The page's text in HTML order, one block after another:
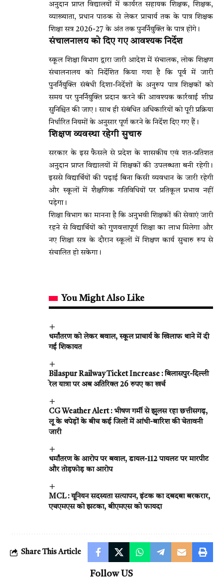
अनुदान प्राप्त विद्यालयों में कार्यरत सहायक शिक्षक, शिक्षक,
व्याख्याता, प्रधान पाठक से लेकर प्राचार्य तक के पात्र शिक्षक
शिक्षा सत्र 2026-27 के अंत तक पुनर्नियुक्ति के पात्र होंगे।
संचालनालय को दिए गए आवश्यक निर्देश
स्कूल शिक्षा विभाग द्वारा जारी आदेश में संचालक, लोक शिक्षण
संचालनालय को निर्देशित किया गया है कि पूर्व में जारी
पुनर्नियुक्ति संबंधी दिशा-निर्देशों के अनुरूप पात्र शिक्षकों को
समय पर पुनर्नियुक्ति प्रदान करने की आवश्यक कार्रवाई शीघ्र
सुनिश्चित की जाए। साथ ही संबंधित अधिकारियों को पूरी प्रक्रिया
निर्धारित नियमों के अनुसार पूर्ण करने के निर्देश दिए गए हैं।
शिक्षण व्यवस्था रहेगी सुचारु
सरकार के इस फैसले से प्रदेश के शासकीय एवं शत-प्रतिशत
अनुदान प्राप्त विद्यालयों में शिक्षकों की उपलब्धता बनी रहेगी।
इससे विद्यार्थियों की पढ़ाई बिना किसी व्यवधान के जारी रहेगी
और स्कूलों में शैक्षणिक गतिविधियों पर प्रतिकूल प्रभाव नहीं
पड़ेगा।
शिक्षा विभाग का मानना है कि अनुभवी शिक्षकों की सेवाएं जारी
रहने से विद्यार्थियों को गुणवत्तापूर्ण शिक्षा का लाभ मिलेगा और
नए शिक्षा सत्र के दौरान स्कूलों में शिक्षण कार्य सुचारु रूप से
संचालित हो सकेगा।
You Might Also Like
धर्मांतरण को लेकर बवाल, स्कूल प्राचार्य के खिलाफ थाने में दी
गई शिकायत
Bilaspur Railway Ticket Increase : बिलासपुर-दिल्ली
रेल यात्रा पर अब अतिरिक्त 26 रुपए का खर्च
CG Weather Alert : भीषण गर्मी से झुलस रहा छत्तीसगढ़,
लू के थपेड़ों के बीच कई जिलों में आंधी-बारिश की चेतावनी
जारी
धर्मांतरण के आरोप पर बवाल, डायल-112 पायलट पर मारपीट
और तोड़फोड़ का आरोप
MCL : यूनियन सदस्यता सत्यापन, इंटक का दबदबा बरकरार,
एचएमएस को झटका, बीएमएस को फायदा
Share This Article
Follow US